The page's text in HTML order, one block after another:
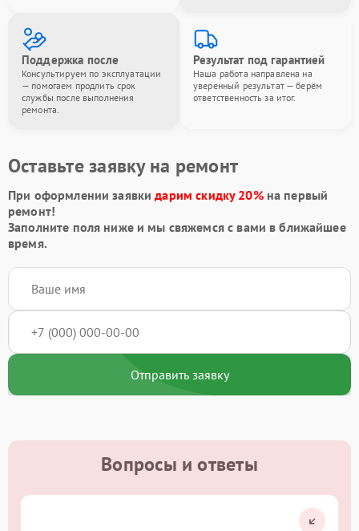
Поддержка после
Консультируем по эксплуатации
— помогаем продлить срок
службы после выполнения
ремонта.
Результат под гарантией
Наша работа направлена на
уверенный результат — берём
ответственность за итог.
Оставьте заявку на ремонт
При оформлении заявкидарим скидку 20%на первый
ремонт!
Заполните поля ниже и мы свяжемся с вами в ближайшее
время.
Отправить заявку
Вопросы и ответы